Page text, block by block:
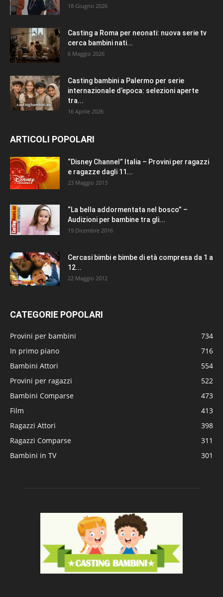
18 Giugno 2026
Casting a Roma per neonati: nuova serie tv
cerca bambini nati...
6 Maggio 2026
Casting bambini a Palermo per serie
internazionale d’epoca: selezioni aperte
tra...
16 Aprile 2026
ARTICOLI POPOLARI
“Disney Channel” Italia – Provini per ragazzi
e ragazze dagli 11...
23 Maggio 2013
“La bella addormentata nel bosco” –
Audizioni per bambine tra gli...
19 Dicembre 2016
Cercasi bimbi e bimbe di età compresa da 1 a
12...
22 Maggio 2012
CATEGORIE POPOLARI
Provini per bambini
734
In primo piano
716
Bambini Attori
554
Provini per ragazzi
522
Bambini Comparse
473
Film
413
Ragazzi Attori
398
Ragazzi Comparse
311
Bambini in TV
301